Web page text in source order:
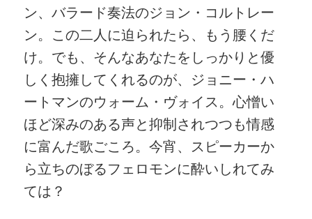
ン、バラード奏法のジョン・コルトレー
ン。この二人に迫られたら、もう腰くだ
け。でも、そんなあなたをしっかりと優
しく抱擁してくれるのが、ジョニー・ハ
ートマンのウォーム・ヴォイス。心憎い
ほど深みのある声と抑制されつつも情感
に富んだ歌ごころ。今宵、スピーカーか
ら立ちのぼるフェロモンに酔いしれてみ
ては？